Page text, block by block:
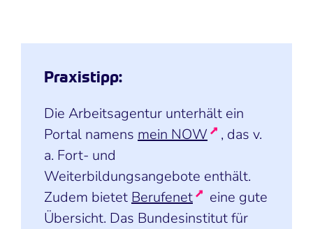
Praxistipp:
Die Arbeitsagentur unterhält ein
Portal namens mein NOW
, das v.
a. Fort- und
Weiterbildungsangebote enthält.
Zudem bietet Berufenet
eine gute
Übersicht. Das Bundesinstitut für